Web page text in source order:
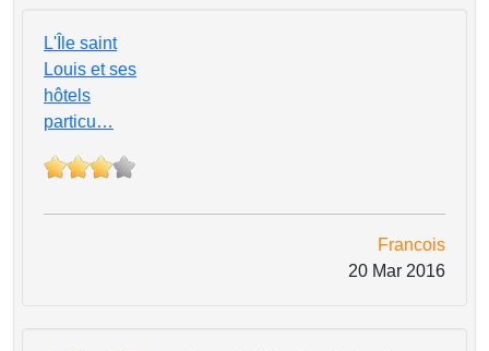
L'Île saint
Louis et ses
hôtels
particu…
Francois
20 Mar 2016